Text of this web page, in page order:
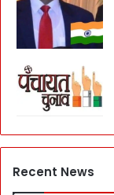
Recent News